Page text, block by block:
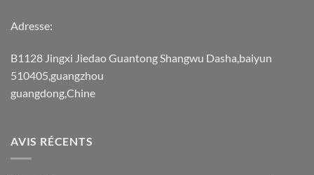
Adresse:
B1128 Jingxi Jiedao Guantong Shangwu Dasha,baiyun
510405,guangzhou
guangdong,Chine
AVIS RÉCENTS